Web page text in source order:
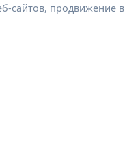
сайтов,